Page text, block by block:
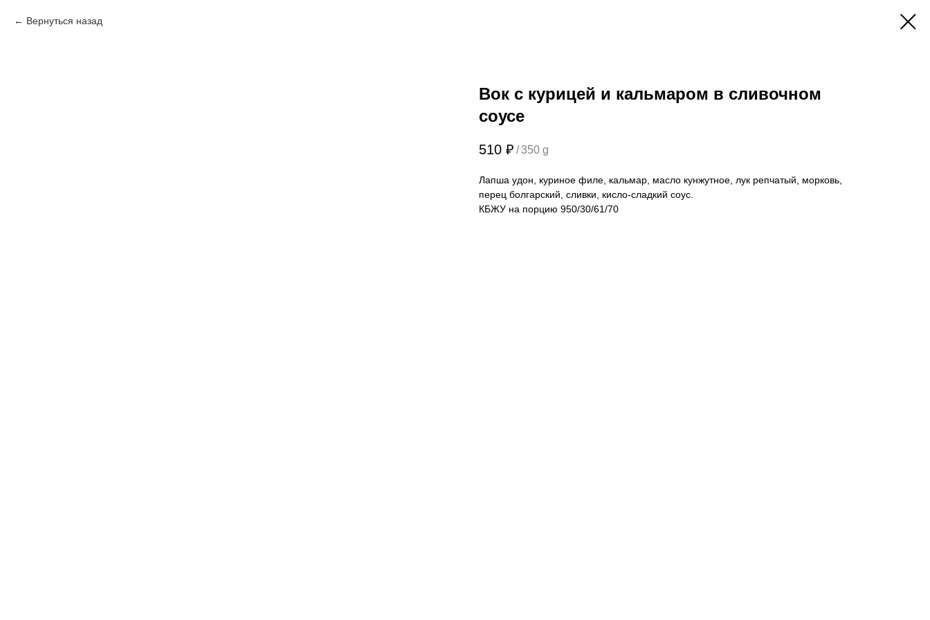
Вернуться назад
Вок с курицей и кальмаром в сливочном
соусе
510 ₽ /350 g
Лапша удон, куриное филе, кальмар, масло кунжутное, лук репчатый, морковь,
перец болгарский, сливки, кисло-сладкий соус.
КБЖУ на порцию 950/30/61/70